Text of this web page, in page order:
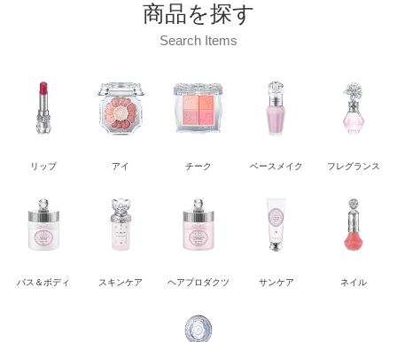
商品を探す
Search Items
リップ アイ チーク ベースメイク フレグランス
バス＆ボディ スキンケア ヘアプロダクツ サンケア ネイル